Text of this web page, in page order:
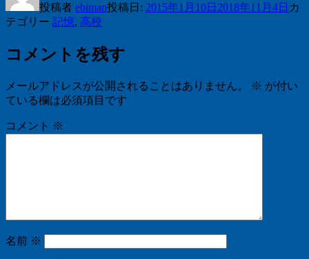
投稿者 ebiman投稿日: 2015年1月10日 2018年11月4日 カ
テゴリー 記憶, 高校
コメントを残す
メールアドレスが公開されることはありません。 ※ が付い
ている欄は必須項目です
コメント ※
名前 ※